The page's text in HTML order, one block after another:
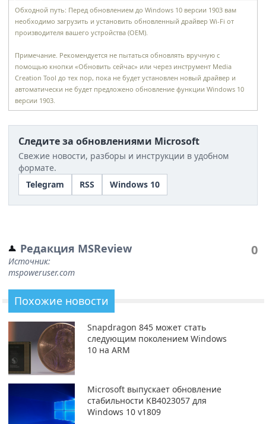
Обходной путь: Перед обновлением до Windows 10 версии 1903 вам
необходимо загрузить и установить обновленный драйвер Wi-Fi от
производителя вашего устройства (OEM).
Примечание. Рекомендуется не пытаться обновлять вручную с
помощью кнопки «Обновить сейчас» или через инструмент Media
Creation Tool до тех пор, пока не будет установлен новый драйвер и
автоматически не будет предложено обновление функции Windows 10
версии 1903.
Следите за обновлениями Microsoft
Свежие новости, разборы и инструкции в удобном
формате.
Telegram
RSS Windows 10
Редакция MSReview
Источник:
mspoweruser.com
0
Похожие новости
Snapdragon 845 может стать
следующим поколением Windows
10 на ARM
Microsoft выпускает обновление
стабильности KB4023057 для
Windows 10 v1809